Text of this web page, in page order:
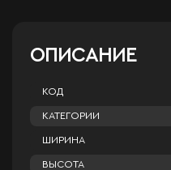
ОПИСАНИЕ
КОД
КАТЕГОРИИ
ШИРИНА
ВЫСОТА